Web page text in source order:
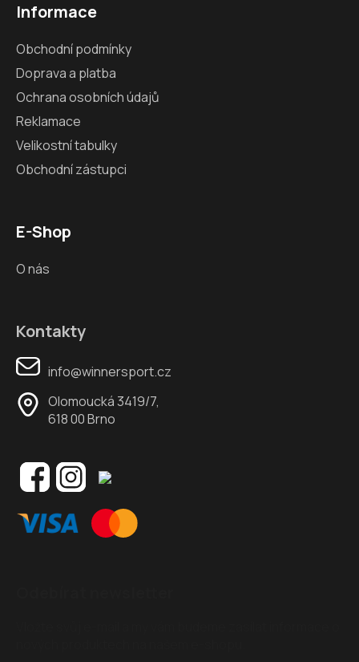
Informace
Obchodní podmínky
Doprava a platba
Ochrana osobních údajů
Reklamace
Velikostní tabulky
Obchodní zástupci
E-Shop
O nás
Kontakty
info@winnersport.cz
Olomoucká 3419/7,
618 00 Brno